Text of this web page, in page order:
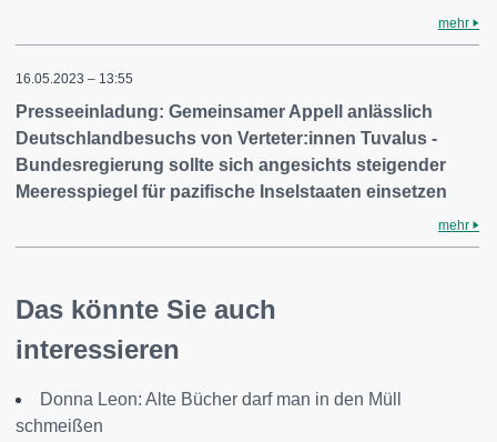
mehr
16.05.2023 – 13:55
Presseeinladung: Gemeinsamer Appell anlässlich
Deutschlandbesuchs von Verteter:innen Tuvalus -
Bundesregierung sollte sich angesichts steigender
Meeresspiegel für pazifische Inselstaaten einsetzen
mehr
Das könnte Sie auch
interessieren
Donna Leon: Alte Bücher darf man in den Müll
schmeißen